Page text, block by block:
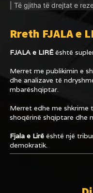
| Të gjitha të drejtat e
Rreth FJALA e
FJALA e LIRËështë
Merret me publikimin e
dhe analizave të
mbarëshqiptar.
Merret edhe me shkrime
shoqërinë shqiptare dhe
Fjala e Lirë është një
demokratik.